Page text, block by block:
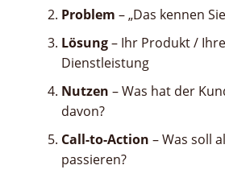
Problem – „Das kennen
Lösung– Ihr Produkt / Ihre
Dienstleistung
Nutzen – Was hat der
davon?
Call-to-Action – Was soll
passieren?